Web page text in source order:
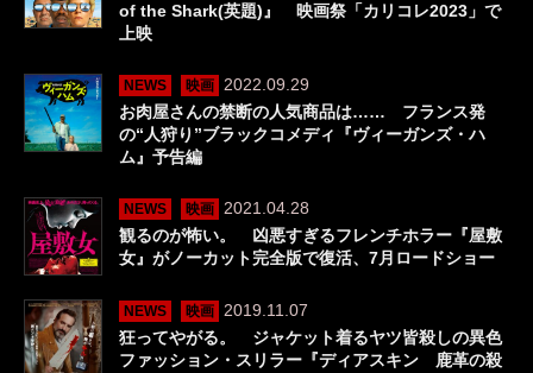
of the Shark(英題)』 映画祭「カリコレ2023」で
上映
NEWS 映画
2022.09.29
お肉屋さんの禁断の人気商品は…… フランス発
の“人狩り”ブラックコメディ『ヴィーガンズ・ハ
ム』予告編
NEWS 映画
2021.04.28
観るのが怖い。 凶悪すぎるフレンチホラー『屋敷
女』がノーカット完全版で復活、7月ロードショー
NEWS 映画
2019.11.07
狂ってやがる。 ジャケット着るヤツ皆殺しの異色
ファッション・スリラー『ディアスキン 鹿革の殺